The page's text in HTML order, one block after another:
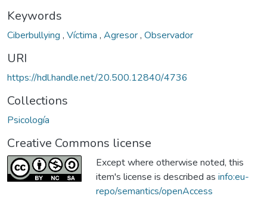
Keywords
Ciberbullying , Víctima , Agresor, Observador
URI
https://hdl.handle.net/20.500.12840/4736
Collections
Psicología
Creative Commons license
Except where otherwise noted, this
item's license is described as info:eu-
repo/semantics/openAccess